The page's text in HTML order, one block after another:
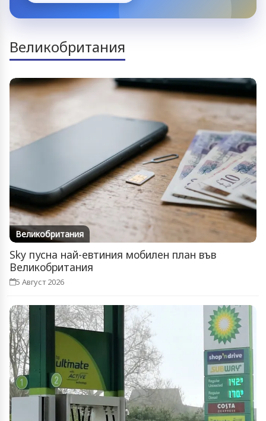
Великобритания
Великобритания
Sky пусна най-евтиния мобилен план във
Великобритания
5 Август 2026